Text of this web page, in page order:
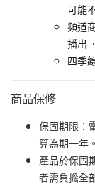
可能
頻道
播出。
四季
商品保修
保固期限：
算為期一年。
產品於保固
者需負擔全